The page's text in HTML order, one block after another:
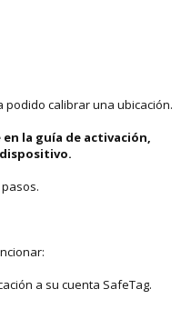
calibrar una ubicación.
en la guía de activación,
a su cuenta SafeTag.